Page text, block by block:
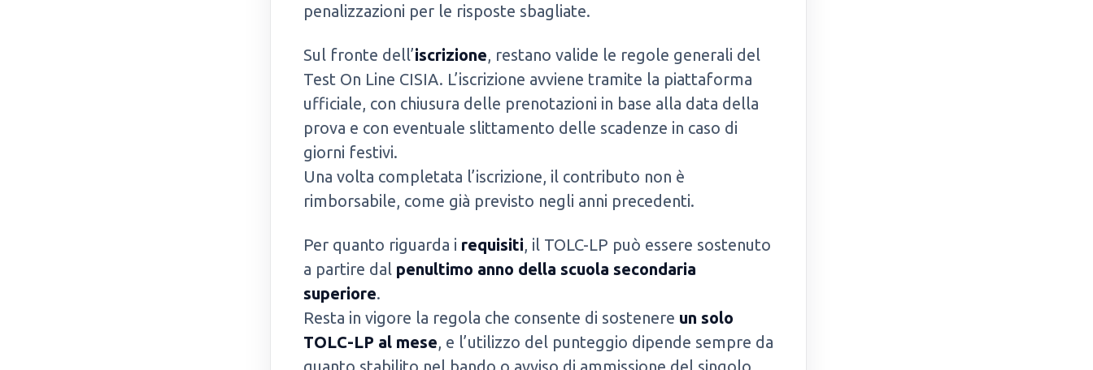
penalizzazioni per le risposte sbagliate.
Sul fronte dell’iscrizione, restano valide le regole generali del
Test On Line CISIA. L’iscrizione avviene tramite la piattaforma
ufficiale, con chiusura delle prenotazioni in base alla data della
prova e con eventuale slittamento delle scadenze in caso di
giorni festivi.
Una volta completata l’iscrizione, il contributo non è
rimborsabile, come già previsto negli anni precedenti.
Per quanto riguarda i requisiti, il TOLC-LP può essere sostenuto
a partire dal penultimo anno della scuola secondaria
superiore.
Resta in vigore la regola che consente di sostenere un solo
TOLC-LP al mese, e l’utilizzo del punteggio dipende sempre da